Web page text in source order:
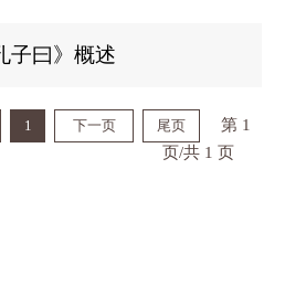
子曰》概述
1 下一页 尾页
第 1
页/共 1 页